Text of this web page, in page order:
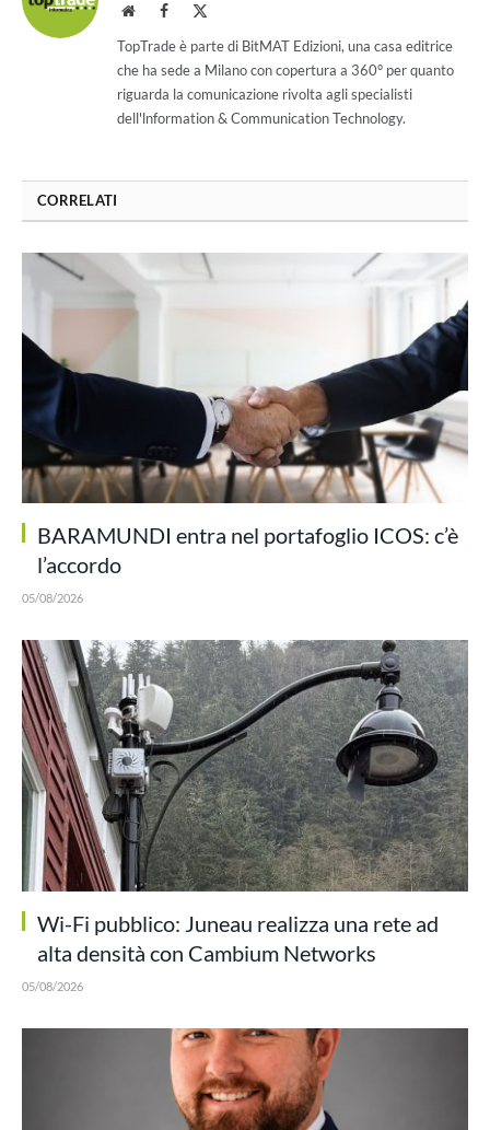
WebsiteFacebook
TopTrade è parte di BitMAT Edizioni, una casa editrice
che ha sede a Milano con copertura a 360° per quanto
riguarda la comunicazione rivolta agli specialisti
dell'lnformation & Communication Technology.
CORRELATI
BARAMUNDI entra nel portafoglio ICOS: c’è
l’accordo
05/08/2026
Wi-Fi pubblico: Juneau realizza una rete ad
alta densità con Cambium Networks
05/08/2026